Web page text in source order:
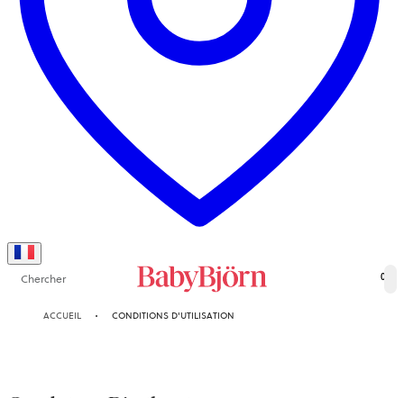
Chercher 0
ACCUEIL CONDITIONS D'UTILISATION